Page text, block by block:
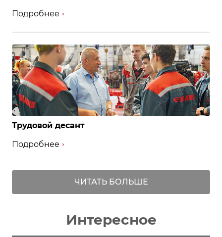
Подробнее
Трудовой десант
Подробнее
ЧИТАТЬ БОЛЬШЕ
Интересное